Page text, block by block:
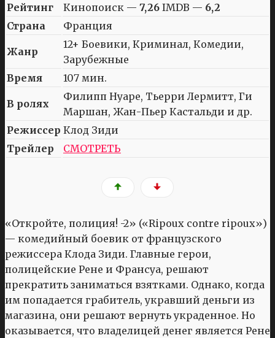
Рейтинг Кинопоиск — 7,26 IMDB — 6,2
Страна
Франция
Жанр
12+ Боевики, Криминал, Комедии,
Зарубежные
Время
107 мин.
В ролях
Филипп Нуаре, Тьерри Лермитт, Ги
Маршан, Жан-Пьер Кастальди и др.
Режиссер Клод Зиди
Трейлер
СМОТРЕТЬ
«Откройте, полиция! -2» («Ripoux contre ripoux»)
— комедийный боевик от французского
режиссера Клода Зиди. Главные герои,
полицейские Рене и Франсуа, решают
прекратить заниматься взятками. Однако, когда
им попадается грабитель, укравший деньги из
магазина, они решают вернуть украденное. Но
оказывается, что владелицей денег является Рене